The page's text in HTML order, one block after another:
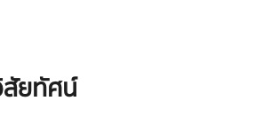
สัยทัศน์